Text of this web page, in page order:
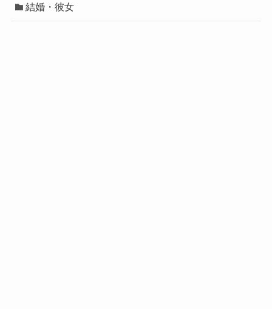
結婚・彼女